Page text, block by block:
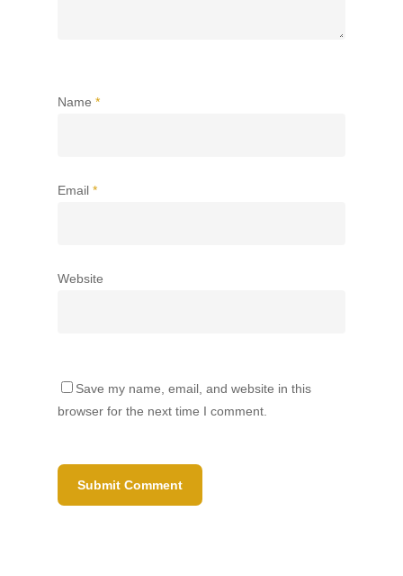
Name *
Email *
Website
Save my name, email, and website in this
browser for the next time I comment.